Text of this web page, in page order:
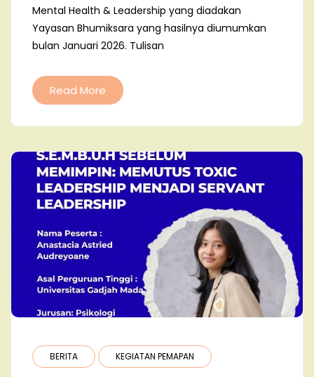
Mental Health & Leadership yang diadakan
Yayasan Bhumiksara yang hasilnya diumumkan
bulan Januari 2026. Tulisan
Read More
BERITA KEGIATAN PEMAPAN